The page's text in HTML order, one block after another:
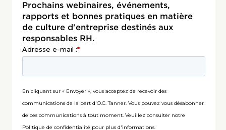
Prochains webinaires, événements,
rapports et bonnes pratiques en matière
de culture d'entreprise destinés aux
responsables RH.